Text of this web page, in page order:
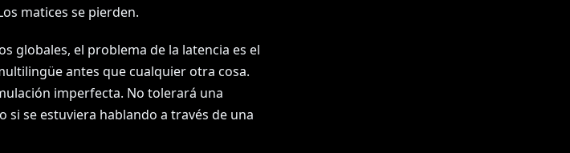
matices se pierden.
globales, el problema de la latencia es el
antes que cualquier otra cosa.
imperfecta. No tolerará una
se estuviera hablando a través de una